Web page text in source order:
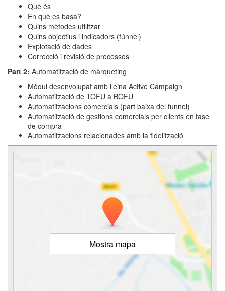
Què és
En què es basa?
Quins mètodes utilitzar
Quins objectius i indicadors (fúnnel)
Explotació de dades
Correcció i revisió de processos
Part 2: Automatització de màrqueting
Mòdul desenvolupat amb l’eina Active Campaign
Automatització de TOFU a BOFU
Automatitzacions comercials (part baixa del funnel)
Automatització de gestions comercials per clients en fase
de compra
Automatitzacions relacionades amb la fidelització
Mostra mapa